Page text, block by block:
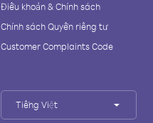
Điều khoản & Chính sách
Chính sách Quyền riêng tư
Customer Complaints Code
Tiếng Việt